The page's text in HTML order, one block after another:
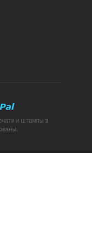
и штампы в